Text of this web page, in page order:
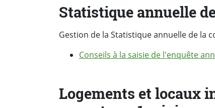
Statistique annuelle
Gestion de la Statistique annuelle de la
Conseils à la saisie de l'enquête
Logements et locaux